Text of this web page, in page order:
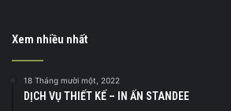
Xem nhiều nhất
18 Tháng mười một, 2022
DỊCH VỤ THIẾT KẾ – IN ẤN STANDEE